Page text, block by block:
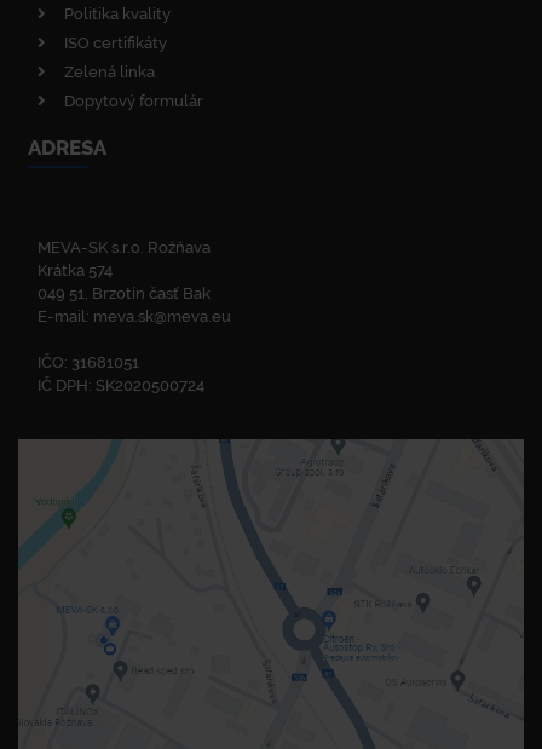
Politika kvality
ISO certifikáty
Zelená linka
Dopytový formulár
ADRESA
MEVA-SK s.r.o. Rožňava
Krátka 574
049 51, Brzotín časť Bak
E-mail: meva.sk@meva.eu
IČO: 31681051
IČ DPH: SK2020500724